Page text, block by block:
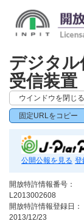
デジタル
受信装置
ウインドウを閉じる
固定URLをコピー
公開公報を見る 登
開放特許情報番号：
L2013002608
開放特許情報登録日：
2013/12/23